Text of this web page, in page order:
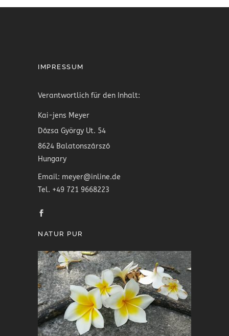
IMPRESSUM
Verantwortlich für den Inhalt:
Kai-jens Meyer
Dózsa György Ut. 54
8624 Balatonszárszó
Hungary
Email: meyer@inline.de
Tel. +49 721 9668223
NATUR PUR